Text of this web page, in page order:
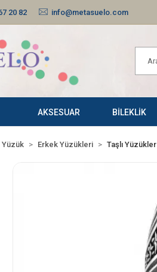
20 82 info@metasuelo.com
AKSESUAR BİLEKLİK
Yüzük Erkek Yüzükleri Taşlı Yüzükler